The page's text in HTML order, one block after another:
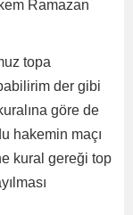
Ramazan
topa
der gibi
göre de
hakemin maçı
kural gereği top